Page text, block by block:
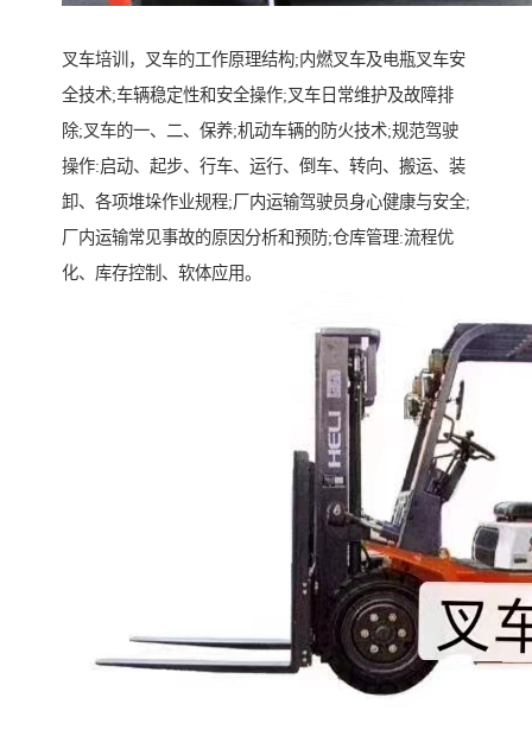
叉车培训，叉车的工作原理结构;内燃叉车及电瓶叉车安
全技术;车辆稳定性和安全操作;叉车日常维护及故障排
除;叉车的一、二、保养;机动车辆的防火技术;规范驾驶
操作:启动、起步、行车、运行、倒车、转向、搬运、装
卸、各项堆垛作业规程;厂内运输驾驶员身心健康与安全;
厂内运输常见事故的原因分析和预防;仓库管理:流程优
化、库存控制、软体应用。